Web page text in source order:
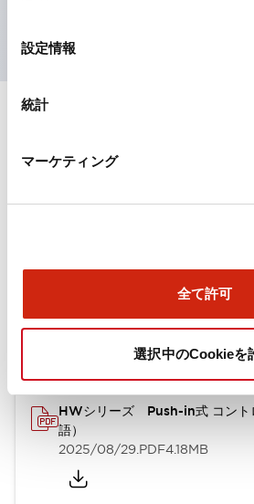
設定情報
統計
マーケティング
全て許可
選択中のCookieを
HWシリーズ Push-in式 コント
HWシリーズ Push-in式 コント
語）
2025/08/29.PDF4.18MB